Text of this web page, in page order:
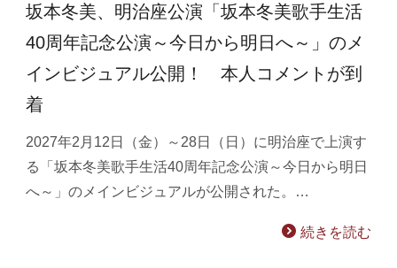
坂本冬美、明治座公演「坂本冬美歌手生活
40周年記念公演～今日から明日へ～」のメ
インビジュアル公開！ 本人コメントが到
着
2027年2月12日（金）～28日（日）に明治座で上演す
る「坂本冬美歌手生活40周年記念公演～今日から明日
へ～」のメインビジュアルが公開された。…
続きを読む